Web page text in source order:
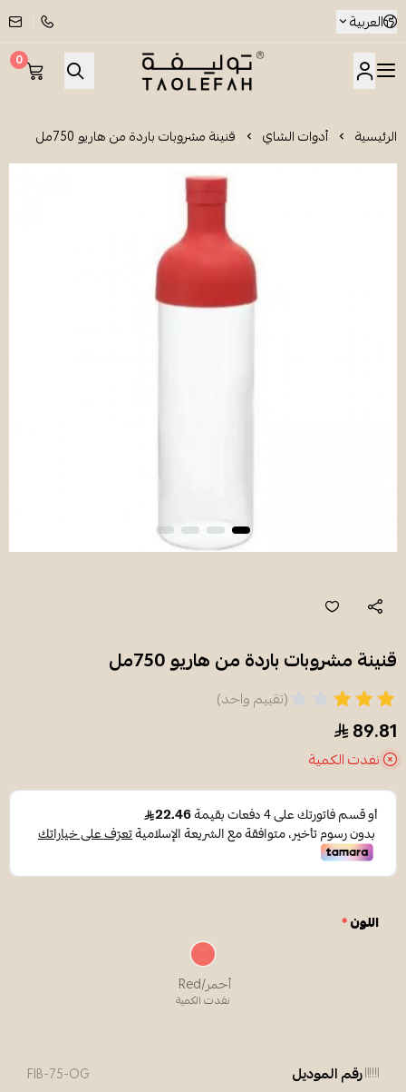
العربية
شاي توليفة
0
الرئيسية أدوات الشاي قنينة مشروبات باردة من هاريو 750مل
قنينة مشروبات باردة من هاريو 750مل
(تقييم واحد)
89.81
نفدت الكمية
اللون*
أحمر/Red
نفدت الكمية
رقم الموديل FIB-75-OG